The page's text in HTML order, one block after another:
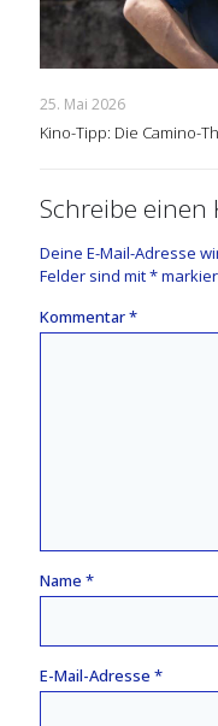
25. Mai 2026
Kino-Tipp: Die Camino-
Schreibe
Deine E-Mail-Adresse
Felder sind mit*
Kommentar*
Name *
E-Mail-Adresse *